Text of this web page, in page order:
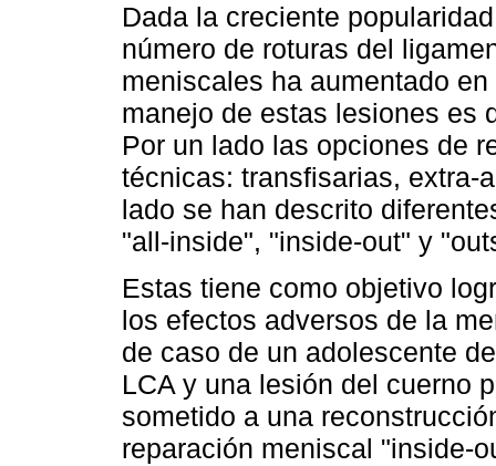
Dada la creciente
número de roturas del
meniscales ha aumentado
manejo de estas lesiones es
Por un lado las opciones de
técnicas: transfisarias, extra-
lado se han descrito
"all-inside", "inside-out" y
Estas tiene como objetivo
los efectos adversos de la
de caso de un adolescente
LCA y una lesión del cuerno
sometido a una
reparación meniscal "inside-